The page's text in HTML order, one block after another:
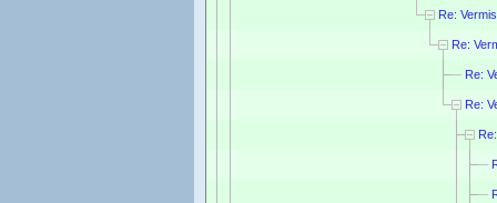
Re:
Re:
Re:
Re: